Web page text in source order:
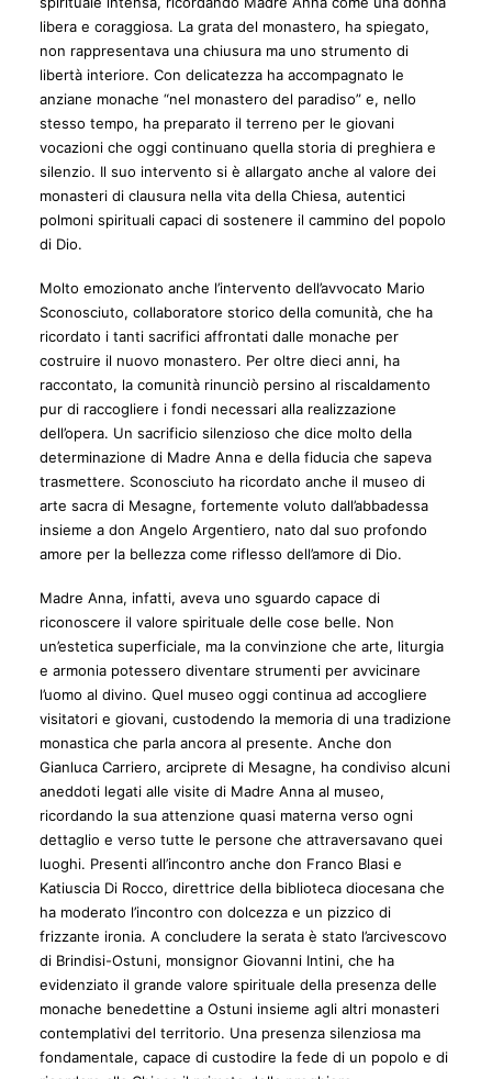
libera e coraggiosa. La grata del monastero, ha spiegato,
non rappresentava una chiusura ma uno strumento di
libertà interiore. Con delicatezza ha accompagnato le
anziane monache “nel monastero del paradiso” e, nello
stesso tempo, ha preparato il terreno per le giovani
vocazioni che oggi continuano quella storia di preghiera e
silenzio. Il suo intervento si è allargato anche al valore dei
monasteri di clausura nella vita della Chiesa, autentici
polmoni spirituali capaci di sostenere il cammino del popolo
di Dio.
Molto emozionato anche l’intervento dell’avvocato Mario
Sconosciuto, collaboratore storico della comunità, che ha
ricordato i tanti sacrifici affrontati dalle monache per
costruire il nuovo monastero. Per oltre dieci anni, ha
raccontato, la comunità rinunciò persino al riscaldamento
pur di raccogliere i fondi necessari alla realizzazione
dell’opera. Un sacrificio silenzioso che dice molto della
determinazione di Madre Anna e della fiducia che sapeva
trasmettere. Sconosciuto ha ricordato anche il museo di
arte sacra di Mesagne, fortemente voluto dall’abbadessa
insieme a don Angelo Argentiero, nato dal suo profondo
amore per la bellezza come riflesso dell’amore di Dio.
Madre Anna, infatti, aveva uno sguardo capace di
riconoscere il valore spirituale delle cose belle. Non
un’estetica superficiale, ma la convinzione che arte, liturgia
e armonia potessero diventare strumenti per avvicinare
l’uomo al divino. Quel museo oggi continua ad accogliere
visitatori e giovani, custodendo la memoria di una tradizione
monastica che parla ancora al presente. Anche don
Gianluca Carriero, arciprete di Mesagne, ha condiviso alcuni
aneddoti legati alle visite di Madre Anna al museo,
ricordando la sua attenzione quasi materna verso ogni
dettaglio e verso tutte le persone che attraversavano quei
luoghi. Presenti all’incontro anche don Franco Blasi e
Katiuscia Di Rocco, direttrice della biblioteca diocesana che
ha moderato l’incontro con dolcezza e un pizzico di
frizzante ironia. A concludere la serata è stato l’arcivescovo
di Brindisi-Ostuni, monsignor Giovanni Intini, che ha
evidenziato il grande valore spirituale della presenza delle
monache benedettine a Ostuni insieme agli altri monasteri
contemplativi del territorio. Una presenza silenziosa ma
fondamentale, capace di custodire la fede di un popolo e di